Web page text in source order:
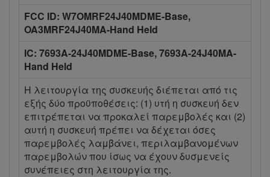
FCC ID: W7OMRF24J40MDME-Base,
OA3MRF24J40MA-Hand Held
IC: 7693A-24J40MDME-Base, 7693A-24J40MA-
Hand Held
Η λειτουργία της συσκευής διέπεται από τις
εξής δύο προϋποθέσεις: (1) υτή η συσκευή δεν
επιτρέπεται να προκαλεί παρεμβολές και (2)
αυτή η συσκευή πρέπει να δέχεται όσες
παρεμβολές λαμβάνει, περιλαμβανομένων
παρεμβολών που ίσως να έχουν δυσμενείς
συνέπειες στη λειτουργία της.